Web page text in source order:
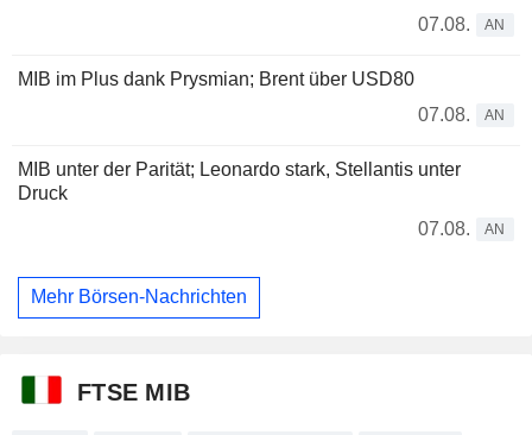
07.08.
AN
MIB im Plus dank Prysmian; Brent über USD80
07.08.
AN
MIB unter der Parität; Leonardo stark, Stellantis unter
Druck
07.08.
AN
Mehr Börsen-Nachrichten
FTSE MIB